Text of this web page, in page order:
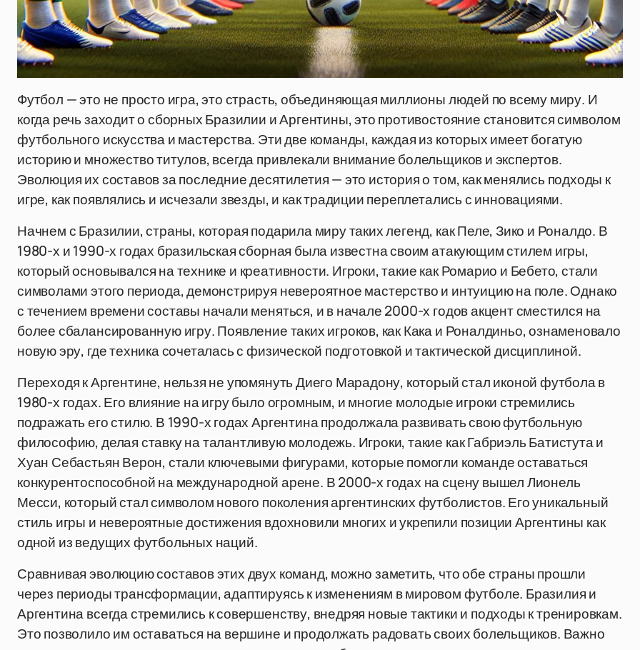
Футбол — это не просто игра, это страсть, объединяющая миллионы людей по всему миру. И
когда речь заходит о сборных Бразилии и Аргентины, это противостояние становится символом
футбольного искусства и мастерства. Эти две команды, каждая из которых имеет богатую
историю и множество титулов, всегда привлекали внимание болельщиков и экспертов.
Эволюция их составов за последние десятилетия — это история о том, как менялись подходы к
игре, как появлялись и исчезали звезды, и как традиции переплетались с инновациями.
Начнем с Бразилии, страны, которая подарила миру таких легенд, как Пеле, Зико и Роналдо. В
1980-х и 1990-х годах бразильская сборная была известна своим атакующим стилем игры,
который основывался на технике и креативности. Игроки, такие как Ромарио и Бебето, стали
символами этого периода, демонстрируя невероятное мастерство и интуицию на поле. Однако
с течением времени составы начали меняться, и в начале 2000-х годов акцент сместился на
более сбалансированную игру. Появление таких игроков, как Кака и Роналдиньо, ознаменовало
новую эру, где техника сочеталась с физической подготовкой и тактической дисциплиной.
Переходя к Аргентине, нельзя не упомянуть Диего Марадону, который стал иконой футбола в
1980-х годах. Его влияние на игру было огромным, и многие молодые игроки стремились
подражать его стилю. В 1990-х годах Аргентина продолжала развивать свою футбольную
философию, делая ставку на талантливую молодежь. Игроки, такие как Габриэль Батистута и
Хуан Себастьян Верон, стали ключевыми фигурами, которые помогли команде оставаться
конкурентоспособной на международной арене. В 2000-х годах на сцену вышел Лионель
Месси, который стал символом нового поколения аргентинских футболистов. Его уникальный
стиль игры и невероятные достижения вдохновили многих и укрепили позиции Аргентины как
одной из ведущих футбольных наций.
Сравнивая эволюцию составов этих двух команд, можно заметить, что обе страны прошли
через периоды трансформации, адаптируясь к изменениям в мировом футболе. Бразилия и
Аргентина всегда стремились к совершенству, внедряя новые тактики и подходы к тренировкам.
Это позволило им оставаться на вершине и продолжать радовать своих болельщиков. Важно